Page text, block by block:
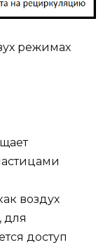
режимах
воздух
для
доступ